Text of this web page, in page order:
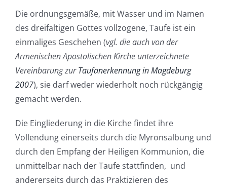
Die ordnungsgemäße, mit Wasser und im Namen
des dreifaltigen Gottes vollzogene, Taufe ist ein
einmaliges Geschehen (vgl. die auch von der
Armenischen Apostolischen Kirche unterzeichnete
Vereinbarung zurTaufanerkennung in Magdeburg
2007), sie darf weder wiederholt noch rückgängig
gemacht werden.
Die Eingliederung in die Kirche findet ihre
Vollendung einerseits durch die Myronsalbung und
durch den Empfang der Heiligen Kommunion, die
unmittelbar nach der Taufe stattfinden, und
andererseits durch das Praktizieren des